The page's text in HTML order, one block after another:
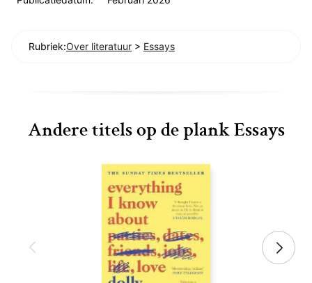
Rubriek:Over literatuur > Essays
Andere titels op de plank Essays